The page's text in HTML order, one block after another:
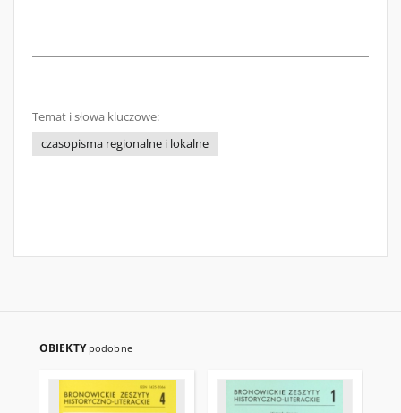
Temat i słowa kluczowe:
czasopisma regionalne i lokalne
OBIEKTY podobne